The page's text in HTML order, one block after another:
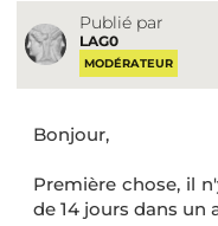
Publié par
LAG0
MODÉRATEUR
Bonjour,
Première chose, il
de 14 jours dans un